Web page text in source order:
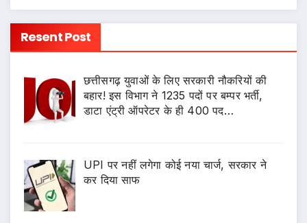
Resent Post
छत्तीसगढ़ युवाओं के लिए सरकारी नौकरियों की
बहार! इस विभाग ने 1235 पदों पर बम्पर भर्ती,
डाटा एंट्री ऑपरेटर के ही 400 पद…
UPI पर नहीं लगेगा कोई नया चार्ज, सरकार ने
कर दिया साफ